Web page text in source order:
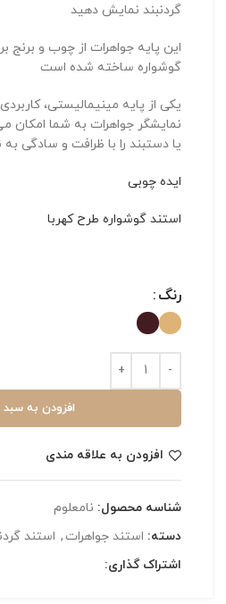
گردنبند نمایش دهید
این پایه جواهرات از چوب و برنج
گوشواره ساخته شده است
یکی از پایه مینیمالیستی،
نمایشگر جواهرات به شما امکان
یا دستبند را با ظرافت و سادگی
ایده چوبی
استند گوشواره طرح کهربا
رنگ
افزودن به سبد
افزودن به علاقه مندی
شناسه محصول: نامعلوم
دسته: استند جواهرات , استند
اشتراک گذاری: